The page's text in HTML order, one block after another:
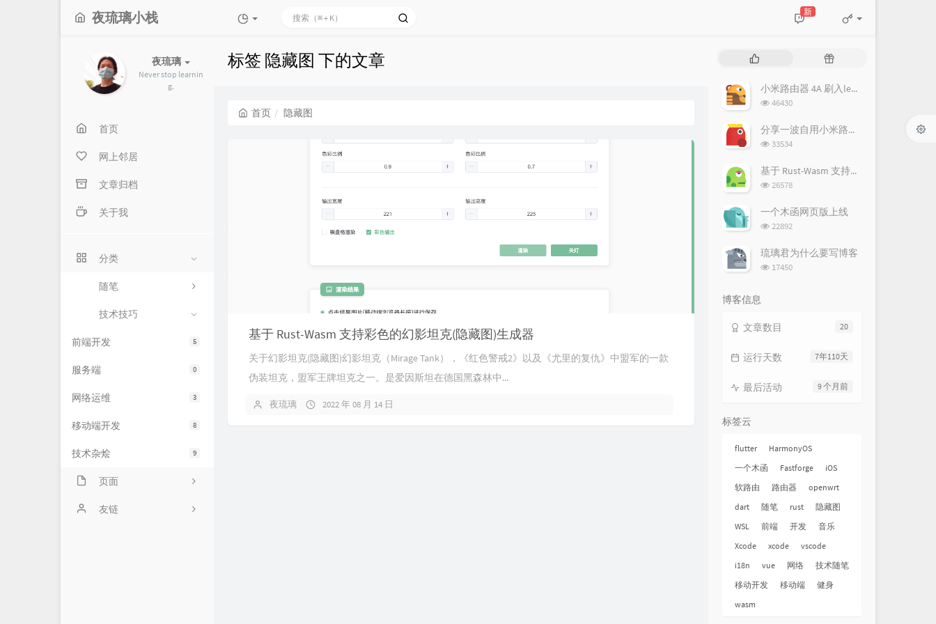
夜琉璃小栈 新
夜琉璃
Never stop learnin
g.
首页
网上邻居
文章归档
关于我
分类
随笔
技术技巧
5
前端开发
0
服务端
3
网络运维
8
移动端开发
9
技术杂烩
页面
关于我
友链
标签 隐藏图 下的文章
首页 隐藏图
基于 Rust-Wasm 支持彩色的幻影坦克(隐藏图)生成器
关于幻影坦克(隐藏图)幻影坦克（Mirage Tank），《红色警戒2》以及《尤里的复仇》中盟军的一款
伪装坦克，盟军王牌坦克之一。是爱因斯坦在德国黑森林中...
夜琉璃 2022 年 08 月 14 日
文
章
随
文
小米路由器 4A 刷入lean 的 openwrt/lede
浏
次
数:
46430
分享一波自用小米路由器 Pro (R3P) openwrt 固件 (lean's lede)
浏
次
数:
33534
基于 Rust-Wasm 支持彩色的幻影坦克(隐藏图)生成器
浏
次
数:
26578
一个木函网页版上线
浏
次
数:
22892
琉璃君为什么要写博客
浏
17450
博客信息
20
文章数目
7年110天
运行天数
9 个月前
最后活动
标签云
flutter
HarmonyOS
一个木函
Fastforge
iOS
软路由
路由器
openwrt
dart
随笔 rust
隐藏图
WSL
前端 开发
音乐
Xcode
xcode
vscode
i18n
vue 网络
技术随笔
移动开发
移动端
健身
wasm